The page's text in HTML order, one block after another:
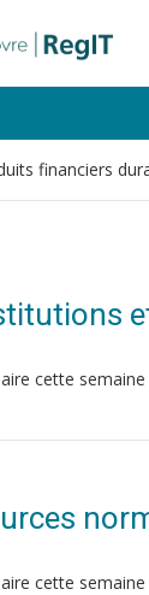
financiers
cette semaine
cette